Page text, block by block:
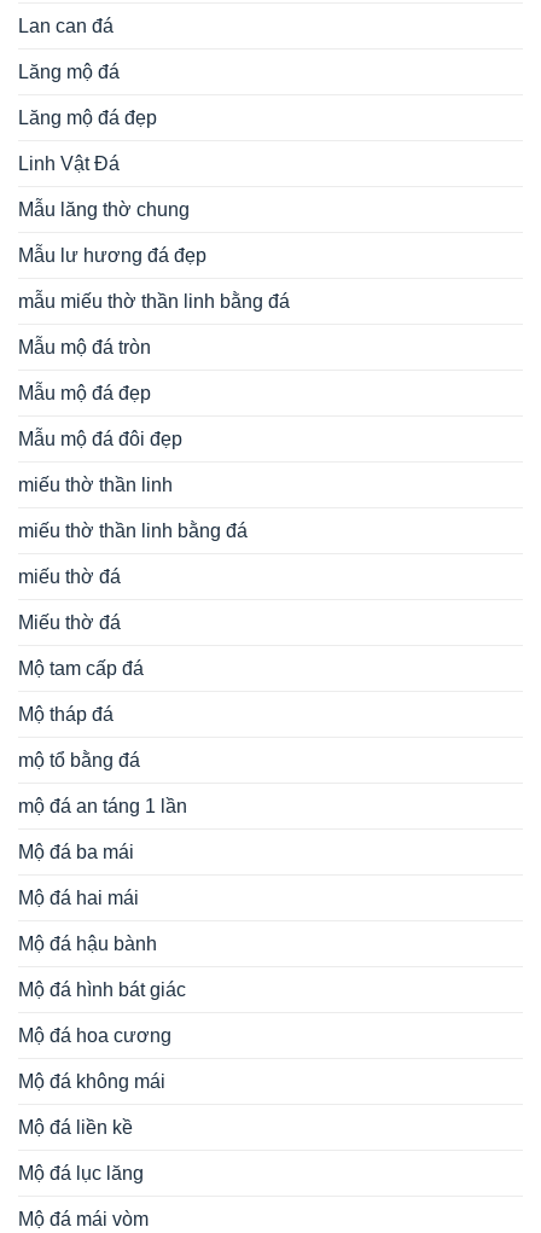
Lan can đá
Lăng mộ đá
Lăng mộ đá đẹp
Linh Vật Đá
Mẫu lăng thờ chung
Mẫu lư hương đá đẹp
mẫu miếu thờ thần linh bằng đá
Mẫu mộ đá tròn
Mẫu mộ đá đẹp
Mẫu mộ đá đôi đẹp
miếu thờ thần linh
miếu thờ thần linh bằng đá
miếu thờ đá
Miếu thờ đá
Mộ tam cấp đá
Mộ tháp đá
mộ tổ bằng đá
mộ đá an táng 1 lần
Mộ đá ba mái
Mộ đá hai mái
Mộ đá hậu bành
Mộ đá hình bát giác
Mộ đá hoa cương
Mộ đá không mái
Mộ đá liền kề
Mộ đá lục lăng
Mộ đá mái vòm